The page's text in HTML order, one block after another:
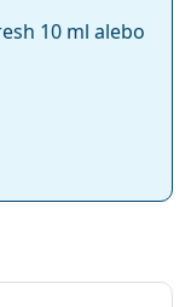
10 ml alebo